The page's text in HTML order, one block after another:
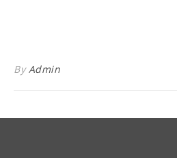
ByAdmin